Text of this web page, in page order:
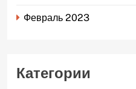
Февраль 2023
Категории